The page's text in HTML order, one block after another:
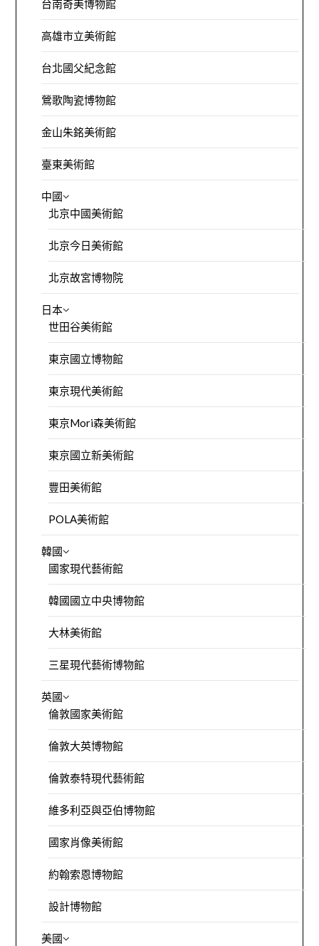
台南奇美博物館
高雄市立美術館
台北國父紀念館
鶯歌陶瓷博物館
金山朱銘美術館
臺東美術館
中國
北京中國美術館
北京今日美術館
北京故宮博物院
日本
世田谷美術館
東京國立博物館
東京現代美術館
東京Mori森美術館
東京國立新美術館
豐田美術館
POLA美術館
韓國
國家現代藝術館
韓國國立中央博物館
大林美術館
三星現代藝術博物館
英國
倫敦國家美術館
倫敦大英博物館
倫敦泰特現代藝術館
維多利亞與亞伯博物館
國家肖像美術館
約翰索恩博物館
設計博物館
美國